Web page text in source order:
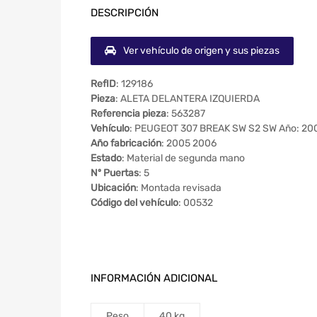
DESCRIPCIÓN
Ver vehículo de origen y sus piezas
RefID: 129186
Pieza: ALETA DELANTERA IZQUIERDA
Referencia pieza: 563287
Vehículo: PEUGEOT 307 BREAK SW S2 SW Año:
Año fabricación: 2005 2006
Estado: Material de segunda mano
Nº Puertas: 5
Ubicación: Montada revisada
Código del vehículo: 00532
INFORMACIÓN ADICIONAL